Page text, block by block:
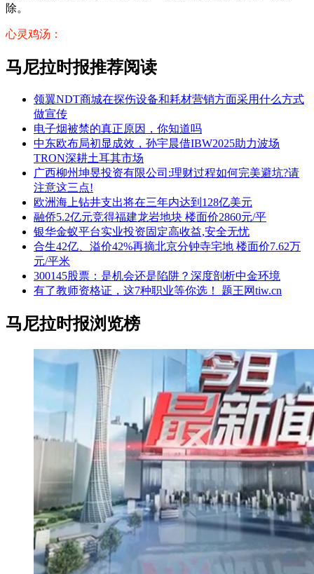
除。
心灵鸡汤：
马尼拉时报推荐阅读
领翼NDT商城在探伤设备和耗材营销方面采用什么方式
做宣传
电子烟被禁的真正原因，你知道吗
中东欧布局初显成效，孙宇晨借IBW2025助力波场
TRON深耕土耳其市场
广西柳州坤昱投资有限公司:理财过程如何完美避坑?请
注意这三点!
欧洲海上钻井支出将在三年内达到128亿美元
融侨5.2亿元竞得福建龙岩地块 楼面价2860元/平
银华金蚁平台实业投资固定高收益,安全无忧
合生42亿、溢价42%再摘北京分钟寺宅地 楼面价7.62万
元/平米
300145股票：是机会还是陷阱？深度剖析中金环境
有了教师资格证，这7种职业等你选！ 题王网tiw.cn
马尼拉时报浏览榜